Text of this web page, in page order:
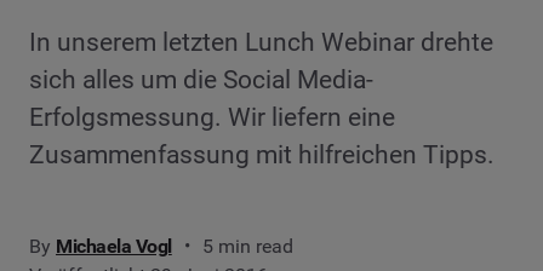
In unserem letzten Lunch Webinar drehte
sich alles um die Social Media-
Erfolgsmessung. Wir liefern eine
Zusammenfassung mit hilfreichen Tipps.
By Michaela Vogl
5 min read